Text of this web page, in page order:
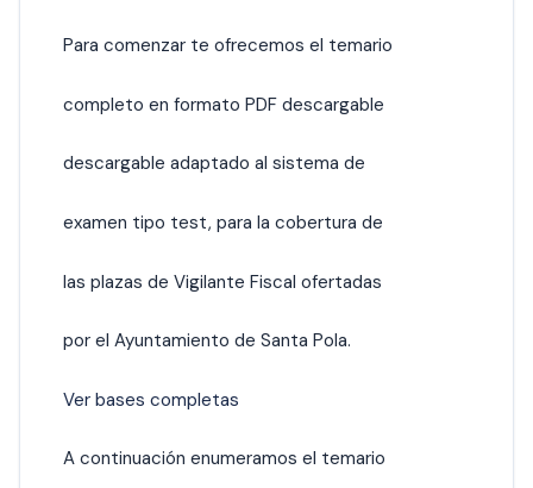
Para comenzar te ofrecemos el temario
completo en formato PDF descargable
descargable adaptado al sistema de
examen tipo test, para la cobertura de
las plazas de Vigilante Fiscal ofertadas
por el Ayuntamiento de Santa Pola.
Ver bases completas
A continuación enumeramos el temario